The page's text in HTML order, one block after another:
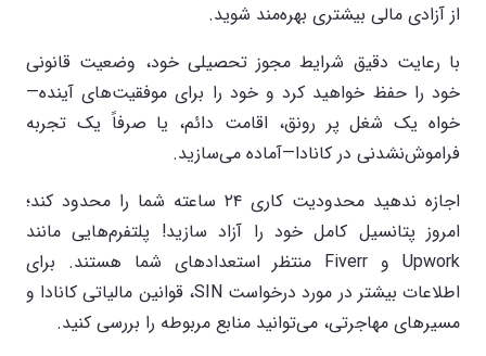
از آزادی مالی بیشتری بهره‌مند شوید.
با رعایت دقیق شرایط مجوز تحصیلی خود، وضعیت قانونی
خود را حفظ خواهید کرد و خود را برای موفقیت‌های آینده—
خواه یک شغل پر رونق، اقامت دائم، یا صرفاً یک تجربه
فراموش‌نشدنی در کانادا—آماده می‌سازید.
اجازه ندهید محدودیت کاری ۲۴ ساعته شما را محدود کند؛
امروز پتانسیل کامل خود را آزاد سازید! پلتفرم‌هایی مانند
Upwork و Fiverr منتظر استعدادهای شما هستند. برای
اطلاعات بیشتر در مورد درخواست SIN، قوانین مالیاتی کانادا و
مسیرهای مهاجرتی، می‌توانید منابع مربوطه را بررسی کنید.